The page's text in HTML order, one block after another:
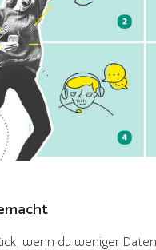
wenn du weniger